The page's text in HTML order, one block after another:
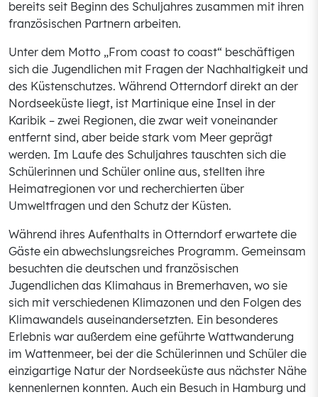
bereits seit Beginn des Schuljahres zusammen mit ihren
französischen Partnern arbeiten.
Unter dem Motto „From coast to coast“ beschäftigen
sich die Jugendlichen mit Fragen der Nachhaltigkeit und
des Küstenschutzes. Während Otterndorf direkt an der
Nordseeküste liegt, ist Martinique eine Insel in der
Karibik – zwei Regionen, die zwar weit voneinander
entfernt sind, aber beide stark vom Meer geprägt
werden. Im Laufe des Schuljahres tauschten sich die
Schülerinnen und Schüler online aus, stellten ihre
Heimatregionen vor und recherchierten über
Umweltfragen und den Schutz der Küsten.
Während ihres Aufenthalts in Otterndorf erwartete die
Gäste ein abwechslungsreiches Programm. Gemeinsam
besuchten die deutschen und französischen
Jugendlichen das Klimahaus in Bremerhaven, wo sie
sich mit verschiedenen Klimazonen und den Folgen des
Klimawandels auseinandersetzten. Ein besonderes
Erlebnis war außerdem eine geführte Wattwanderung
im Wattenmeer, bei der die Schülerinnen und Schüler die
einzigartige Natur der Nordseeküste aus nächster Nähe
kennenlernen konnten. Auch ein Besuch in Hamburg und